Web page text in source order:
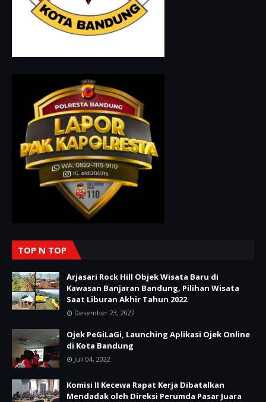
TOP N TOP
Arjasari Rock Hill Objek Wisata Baru di
Kawasan Banjaran Bandung, Pilihan Wisata
Saat Liburan Akhir Tahun 2022
Desember 23, 2022
Ojek PeGiLaGi, Launching Aplikasi Ojek Online
di Kota Bandung
Juli 04, 2022
Komisi II Kecewa Rapat Kerja Dibatalkan
Mendadak oleh Direksi Perumda Pasar Juara